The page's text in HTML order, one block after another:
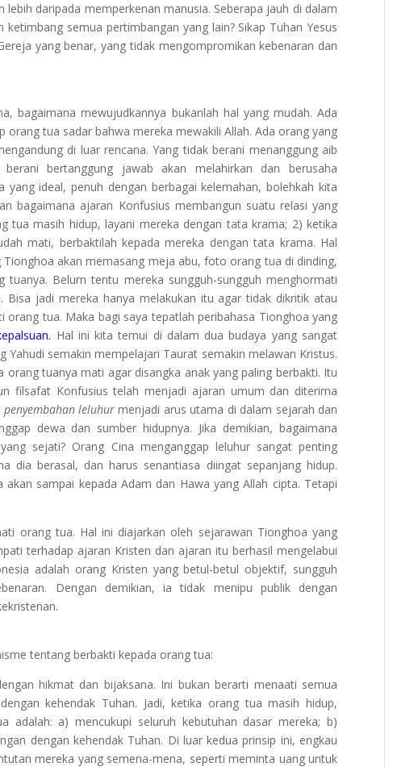
daripada memperkenan manusia. Seberapa jauh di dalam
semua pertimbangan yang lain? Sikap Tuhan Yesus
yang benar, yang tidak mengompromikan kebenaran dan
bagaimana mewujudkannya bukanlah hal yang mudah. Ada
orang tua sadar bahwa mereka mewakili Allah. Ada orang yang
di luar rencana. Yang tidak berani menanggung aib
bertanggung jawab akan melahirkan dan berusaha
ideal, penuh dengan berbagai kelemahan, bolehkah kita
bagaimana ajaran Konfusius membangun suatu relasi yang
tua masih hidup, layani mereka dengan tata krama; 2) ketika
mati, berbaktilah kepada mereka dengan tata krama. Hal
Tionghoa akan memasang meja abu, foto orang tua di dinding,
Belum tentu mereka sungguh-sungguh menghormati
jadi mereka hanya melakukan itu agar tidak dikritik atau
tua. Maka bagi saya tepatlah peribahasa Tionghoa yang
Hal ini kita temui di dalam dua budaya yang sangat
Yahudi semakin mempelajari Taurat semakin melawan Kristus.
tuanya mati agar disangka anak yang paling berbakti. Itu
filsafat Konfusius telah menjadi ajaran umum dan diterima
penyembahan leluhurmenjadi arus utama di dalam sejarah dan
dewa dan sumber hidupnya. Jika demikian, bagaimana
sejati? Orang Cina menganggap leluhur sangat penting
dia berasal, dan harus senantiasa diingat sepanjang hidup.
sampai kepada Adam dan Hawa yang Allah cipta. Tetapi
orang tua. Hal ini diajarkan oleh sejarawan Tionghoa yang
terhadap ajaran Kristen dan ajaran itu berhasil mengelabui
adalah orang Kristen yang betul-betul objektif, sungguh
Dengan demikian, ia tidak menipu publik dengan
tentang berbakti kepada orang tua:
hikmat dan bijaksana. Ini bukan berarti menaati semua
kehendak Tuhan. Jadi, ketika orang tua masih hidup,
a) mencukupi seluruh kebutuhan dasar mereka; b)
dengan kehendak Tuhan. Di luar kedua prinsip ini, engkau
mereka yang semena-mena, seperti meminta uang untuk